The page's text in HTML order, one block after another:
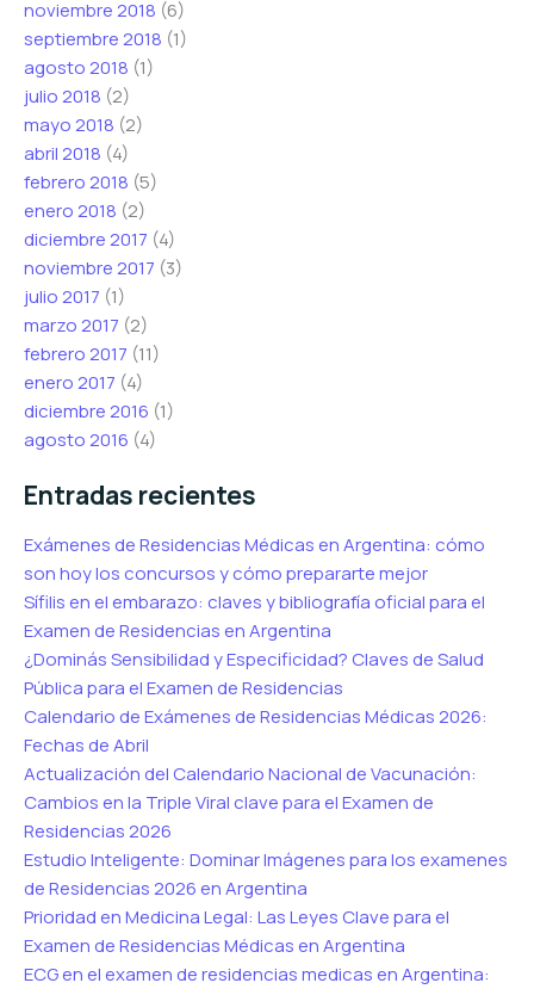
noviembre 2018 (6)
septiembre 2018 (1)
agosto 2018 (1)
julio 2018 (2)
mayo 2018 (2)
abril 2018 (4)
febrero 2018 (5)
enero 2018 (2)
diciembre 2017 (4)
noviembre 2017 (3)
julio 2017 (1)
marzo 2017 (2)
febrero 2017 (11)
enero 2017 (4)
diciembre 2016 (1)
agosto 2016 (4)
Entradas recientes
Exámenes de Residencias Médicas en Argentina: cómo
son hoy los concursos y cómo prepararte mejor
Sífilis en el embarazo: claves y bibliografía oficial para el
Examen de Residencias en Argentina
¿Dominás Sensibilidad y Especificidad? Claves de Salud
Pública para el Examen de Residencias
Calendario de Exámenes de Residencias Médicas 2026:
Fechas de Abril
Actualización del Calendario Nacional de Vacunación:
Cambios en la Triple Viral clave para el Examen de
Residencias 2026
Estudio Inteligente: Dominar Imágenes para los examenes
de Residencias 2026 en Argentina
Prioridad en Medicina Legal: Las Leyes Clave para el
Examen de Residencias Médicas en Argentina
ECG en el examen de residencias medicas en Argentina: